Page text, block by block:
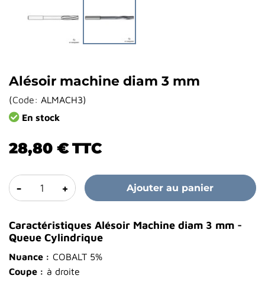
Alésoir machine diam 3 mm
(Code: ALMACH3)
En stock
28,80 €TTC
- + Ajouter au panier
Caractéristiques Alésoir Machine diam 3 mm -
Queue Cylindrique
Nuance : COBALT 5%
Coupe : à droite